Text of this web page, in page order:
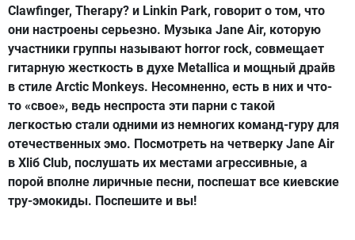
Clawfinger, Therapy? и Linkin Park, говорит о том, что
они настроены серьезно. Музыка Jane Air, которую
участники группы называют horror rock, совмещает
гитарную жесткость в духе Metallica и мощный драйв
в стиле Arctic Monkeys. Несомненно, есть в них и что-
то «свое», ведь неспроста эти парни с такой
легкостью стали одними из немногих команд-гуру для
отечественных эмо. Посмотреть на четверку Jane Air
в Xliб Club, послушать их местами агрессивные, а
порой вполне лиричные песни, поспешат все киевские
тру-эмокиды. Поспешите и вы!